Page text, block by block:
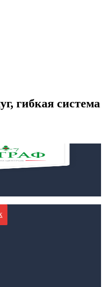
гибкая система